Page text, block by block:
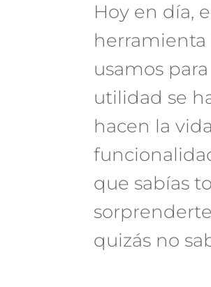
Hoy en día,
herramienta
usamos
utilidad se
hacen la
que sabías
quizás no